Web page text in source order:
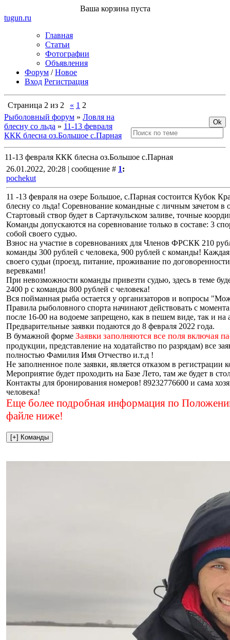
Ваша корзина пуста
tugun.ru
Главная
Статьи
Фотографии
Объявления
Форум /Новое
Вход Регистрация
Страница 2 из 2 « 1 2
Рыболовный форум » Ловля на
блесну со льда » 11-13 февраля
ККК блесна оз.Большое с.Парная
11-13 февраля ККК блесна оз.Большое с.Парная
26.01.2022, 20:28 | сообщение # 1:
pochekut
11 -13 февраля на озере Большое, с.Парная состоится Кубок
блесну со льда! Соревнование командные с личным зачетом в
Стартовый створ будет в Сартачульском заливе, точные
Команды допускаются на соревнование только в составе: 3
собой своего судью.
Взнос на участие в соревнованиях для Членов ФРСКК 210
команды 300 рублей с человека, 900 рублей с команды!
своего судьи (проезд, питание, проживание по
веревками!
При невозможности команды привезти судью, здесь в теме
2400 р с команды 800 рублей с человека!
Вся пойманная рыба остается у организаторов и вопросы
Правила рыболовного спорта начинают действовать с
после 16-00 на водоеме запрещено, как в пешем виде, так и на
Предварительные заявки подаются до 8 февраля 2022 года.
В бумажной форме Заявки заполняются все поля включая
продукции, представление на ходатайство по разрядам) все
полностью Фамилия Имя Отчество и.т.д !
Не заполненное поле заявки, является отказом в
Мероприятие будет проходить на Базе Лето, там же будет в
Контакты для бронирования номеров! 89232776600 и сама
человека!
Еще более подробная информация по
файле ниже!